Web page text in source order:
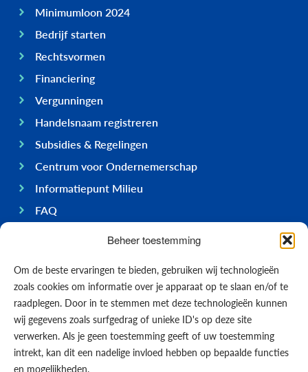
Beheer toestemming
Om de beste ervaringen te bieden, gebruiken wij technologieën
zoals cookies om informatie over je apparaat op te slaan en/of te
raadplegen. Door in te stemmen met deze technologieën kunnen
wij gegevens zoals surfgedrag of unieke ID's op deze site
verwerken. Als je geen toestemming geeft of uw toestemming
intrekt, kan dit een nadelige invloed hebben op bepaalde functies
en mogelijkheden.
Minimumloon 2024
Bedrijf starten
Rechtsvormen
Financiering
Vergunningen
Handelsnaam registreren
Subsidies & Regelingen
Centrum voor Ondernemerschap
Informatiepunt Milieu
FAQ
Ondernemen op Bonaire
Economie
Regering
Infrastructuur
Algemeen
Contact opnemen